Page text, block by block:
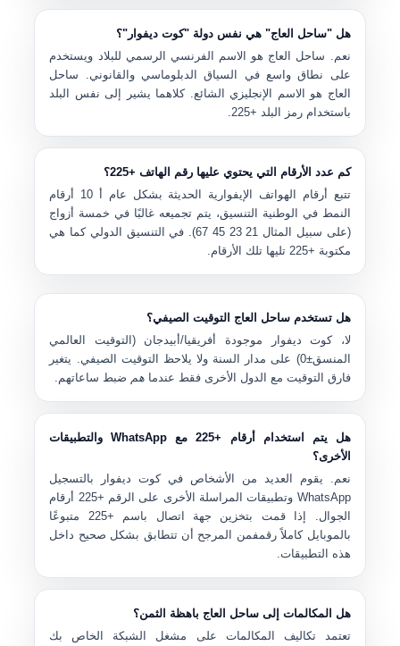
هل "ساحل العاج" هي نفس دولة "كوت ديفوار"؟
نعم. ساحل العاج هو الاسم الفرنسي الرسمي للبلاد ويستخدم
على نطاق واسع في السياق الدبلوماسي والقانوني. ساحل
العاج هو الاسم الإنجليزي الشائع. كلاهما يشير إلى نفس البلد
باستخدام رمز البلد +225
كم عدد الأرقام التي يحتوي عليها رقم الهاتف +225؟
تتبع أرقام الهواتف الإيفوارية الحديثة بشكل عام أ 10 أرقام
النمط في الوطنية التنسيق، يتم تجميعه غالبًا في خمسة أزواج
(على سبيل المثال 21 23 45 67
). في التنسيق الدولي كما هي
مكتوبة +225 تليها تلك الأرقام.
هل تستخدم ساحل العاج التوقيت الصيفي؟
لا، كوت ديفوار موجودة
أفريقيا/أبيدجان (التوقيت العالمي
المنسق±0)
على مدار السنة ولا يلاحظ التوقيت الصيفي. يتغير
فارق التوقيت مع الدول الأخرى فقط عندماهم ضبط ساعاتهم.
هل يتم استخدام أرقام +225 مع WhatsApp والتطبيقات
الأخرى؟
نعم. يقوم العديد من الأشخاص في كوت ديفوار بالتسجيل
WhatsApp وتطبيقات المراسلة الأخرى على الرقم +225 أرقام
الجوال . إذا قمت بتخزين جهة اتصال باسم
+225 متبوعًا
بالموبايل كاملاً رقمفمن المرجح أن تتطابق بشكل صحيح داخل
هذه التطبيقات.
هل المكالمات إلى ساحل العاج باهظة الثمن؟
تعتمد تكاليف المكالمات على مشغل الشبكة الخاص بك